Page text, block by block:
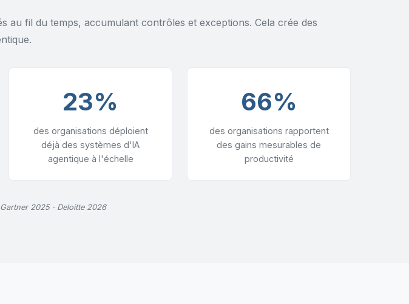
fil du temps, accumulant contrôles et exceptions. Cela crée des
23%
des organisations déploient
déjà des systèmes d'IA
agentique à l'échelle
66%
des organisations rapportent
des gains mesurables de
productivité
2025 · Deloitte 2026